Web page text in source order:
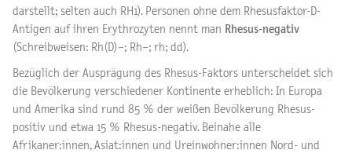
darstellt; selten auch RH1). Personen ohne dem Rhesusfaktor-D-
Antigen auf ihren Erythrozyten nennt man Rhesus-negativ
(Schreibweisen: Rh(D)−; Rh−; rh; dd).
Bezüglich der Ausprägung des Rhesus-Faktors unterscheidet sich
die Bevölkerung verschiedener Kontinente erheblich: In Europa
und Amerika sind rund 85 % der weißen Bevölkerung Rhesus-
positiv und etwa 15 % Rhesus-negativ. Beinahe alle
Afrikaner:innen, Asiat:innen und Ureinwohner:innen Nord- und